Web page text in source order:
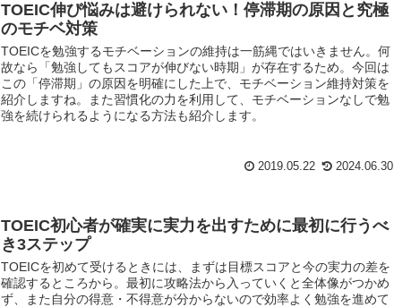
TOEIC伸び悩みは避けられない！停滞期の原因と究極
のモチベ対策
TOEICを勉強するモチベーションの維持は一筋縄ではいきません。何
故なら「勉強してもスコアが伸びない時期」が存在するため。今回は
この「停滞期」の原因を明確にした上で、モチベーション維持対策を
紹介しますね。また習慣化の力を利用して、モチベーションなしで勉
強を続けられるようになる方法も紹介します。
2019.05.22 2024.06.30
TOEIC初心者が確実に実力を出すために最初に行うべ
き3ステップ
TOEICを初めて受けるときには、まずは目標スコアと今の実力の差を
確認するところから。最初に攻略法から入っていくと全体像がつかめ
ず、また自分の得意・不得意が分からないので効率よく勉強を進めて